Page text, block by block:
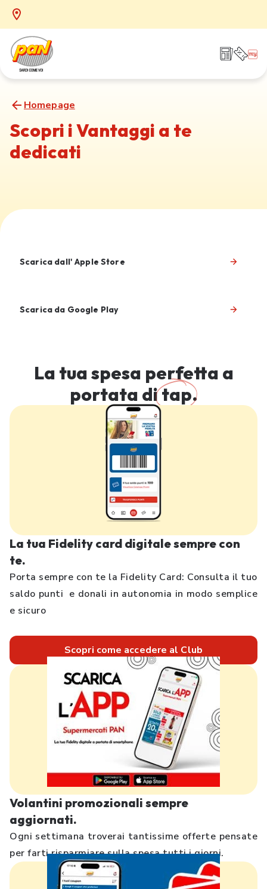
Homepage
Scopri i Vantaggi a te
dedicati
Scarica dall' Apple Store
Scarica da Google Play
La tua spesa perfetta a
portata ditap.
La tua Fidelity card digitale sempre con
te.
Porta sempre con te la Fidelity Card: Consulta il tuo
saldo punti e donali in autonomia in modo semplice
e sicuro
Scopri come accedere al Club
Volantini promozionali sempre
aggiornati.
Ogni settimana troverai tantissime offerte pensate
per farti risparmiare sulla spesa tutti i giorni.